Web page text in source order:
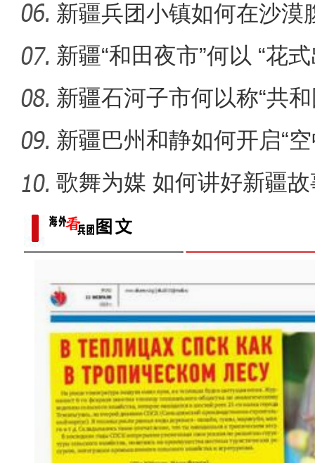
新疆兵团小镇如何在沙漠
迹”？
新疆“和田夜市”何以 “花
新疆石河子市何以称“共
新疆巴州和静如何开启“
歌舞为媒 如何讲好新疆